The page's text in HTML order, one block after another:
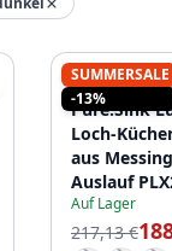
SUMMERSALE
-13%
PURE.SINK
Pure.Sink
Loch-
aus
Auslauf
Auf Lager
217,13 €